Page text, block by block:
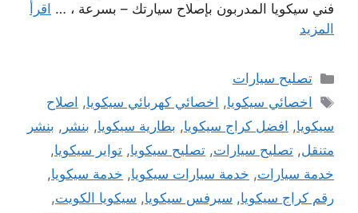
فني سيكويا المدربون بإصلاح سيارتك – بسرعة ، … اقرأ
المزيد
التصنيفات
تصليح سيارات
الوسوم
اخصائي سيكويا, اخصائي كهربائي سيكويا, اصلاح
سيكويا, افضل كراج سيكويا, بطارية سيكويا, بنشر , بنشر
متنقل, تصليح سيارات, تصليح سيكويا, تواير سيكويا,
خدمة سيارات, خدمة سيارات سيكويا, خدمة سيكويا,
رقم كراج سيكويا, سيرفس سيكويا, سيكويا الكويت,